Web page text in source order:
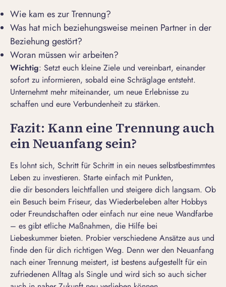
Wie kam es zur Trennung?
Was hat mich beziehungsweise meinen Partner in der
Beziehung gestört?
Woran müssen wir arbeiten?
Wichtig: Setzt euch kleine Ziele und vereinbart, einander
sofort zu informieren, sobald eine Schräglage entsteht.
Unternehmt mehr miteinander, um neue Erlebnisse zu
schaffen und eure Verbundenheit zu stärken.
Fazit: Kann eine Trennung auch
ein Neuanfang sein?
Es lohnt sich, Schritt für Schritt in ein neues selbstbestimmtes
Leben zu investieren. Starte einfach mit Punkten,
die dir besonders leichtfallen und steigere dich langsam. Ob
ein Besuch beim Friseur, das Wiederbeleben alter Hobbys
oder Freundschaften oder einfach nur eine neue Wandfarbe
– es gibt etliche Maßnahmen, die Hilfe bei
Liebeskummerbieten. Probier verschiedene Ansätze aus und
finde den für dich richtigen Weg. Denn wer den Neuanfang
nach einer Trennung meistert, ist bestens aufgestellt für ein
zufriedenen Alltag als Single und wird sich so auch sicher